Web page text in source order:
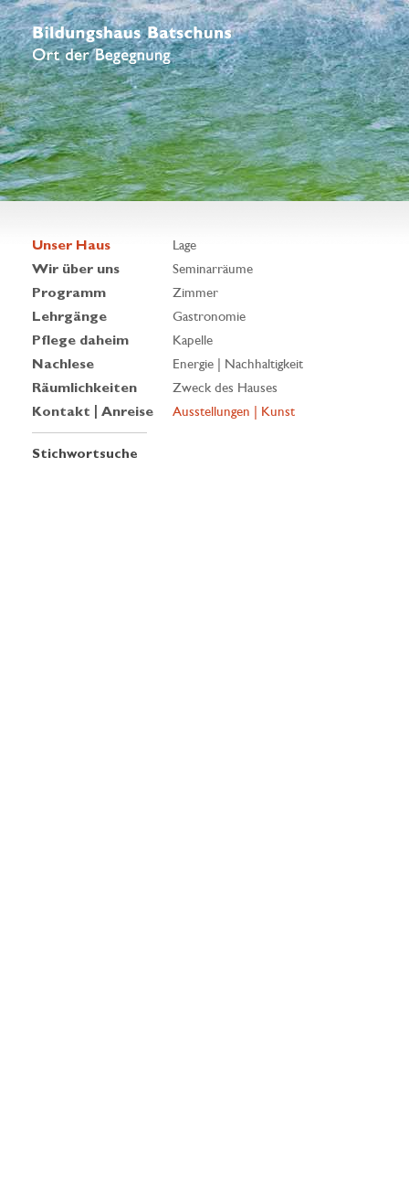
Unser Haus
Wir über uns
Programm
Lehrgänge
Pflege daheim
Nachlese
Räumlichkeiten
Kontakt | Anreise
Stichwortsuche
Lage
Seminarräume
Zimmer
Gastronomie
Kapelle
Energie | Nachhaltigkeit
Zweck des Hauses
Ausstellungen | Kunst